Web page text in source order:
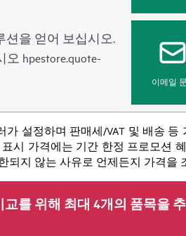
션을 얻어 보십시오.
오 hpestore.quote-
이메일
설정하며 판매세/VAT 및 배송
시 가격에는 기간 한정 프로모션
되지 않는 사유로 언제든지 가격을
교를 위해 최대 4개의 품목을